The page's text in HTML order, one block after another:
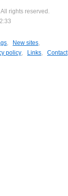
rights reserved.
, New sites,
policy, Links, Contact